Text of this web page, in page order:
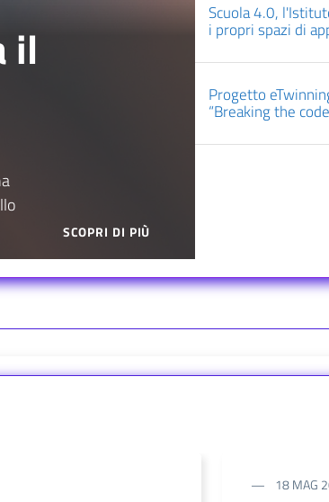
il
SCOPRI DI PIÙ
Scuola 4.0,
i propri spazi di
Progetto
“Breaking the
the STEAM
18 MAG